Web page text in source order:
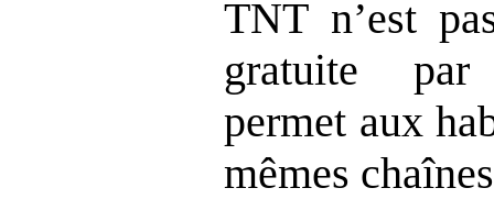
TNT n’est
gratuite
permet aux
mêmes